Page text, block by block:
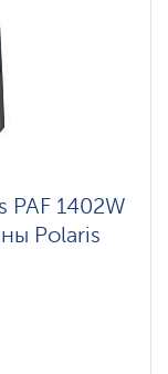
1402W
Polaris